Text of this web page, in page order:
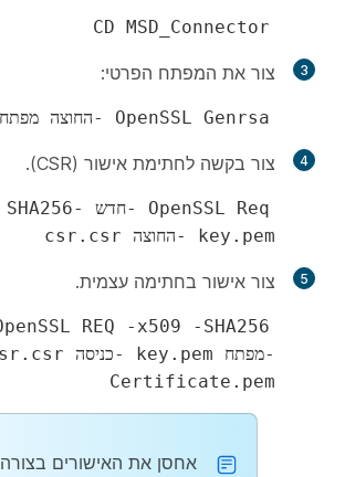
CD MSD_Connector
3 צור את המפתח הפרטי:
OpenSSL Genrsa -החוצה מפתח.pem 2048
4 צור בקשה לחתימת אישור (CSR).
key.pem -החוצה csr.csr
5 צור אישור בחתימה עצמית.
Certificate.pem
אחסן את האישורים בצורה